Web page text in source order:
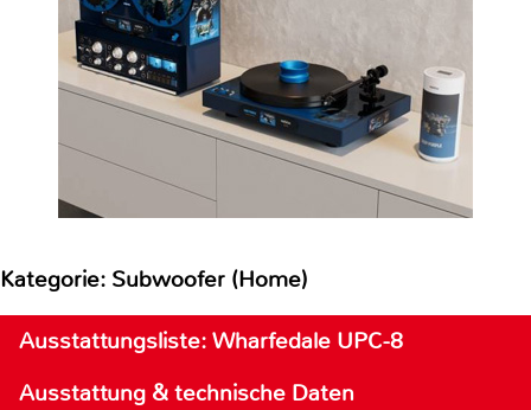
Kategorie: Subwoofer (Home)
Ausstattungsliste: Wharfedale UPC-8
Ausstattung & technische Daten